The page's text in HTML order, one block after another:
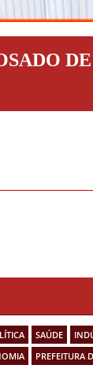
DE
SAÚDE
PREFEITURA